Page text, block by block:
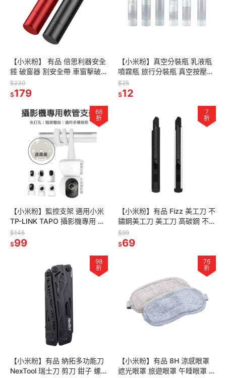
【小米粉】 有品 倍思利器安全
錘 破窗器 割安全帶 車窗擊破器
安全割刀 玻璃擊破器 安全錘 逃
生錘 安全帶割刀緊急逃生
$230
$179
【小米粉】真空分裝瓶 乳液瓶
噴霧瓶 旅行分裝瓶 真空按壓瓶
AS噴霧瓶 真空瓶 噴瓶 乳液 旅
行分裝瓶
$25
$12
68
折
【小米粉】監控支架 適用小米
TP-LINK TAPO 攝影機專用 監
視器支架嬰兒床 搖籃 窗簾桿安
裝 攝影機軟管支架
$145
$99
7
折
【小米粉】有品 Fizz 美工刀 不
鏽鋼美工刀 美工刀 高碳鋼 不銹
鋼 文具 美勞作 刀子 裁刀 裁割
刀 辦公小刀
$99
$69
98
折
【小米粉】有品 納拓多功能刀
NexTool 瑞士刀 剪刀 鉗子 螺絲
76
折
【小米粉】有品 8H 涼感眼罩
遮光眼罩 旅遊眼罩 午睡眼罩 舒